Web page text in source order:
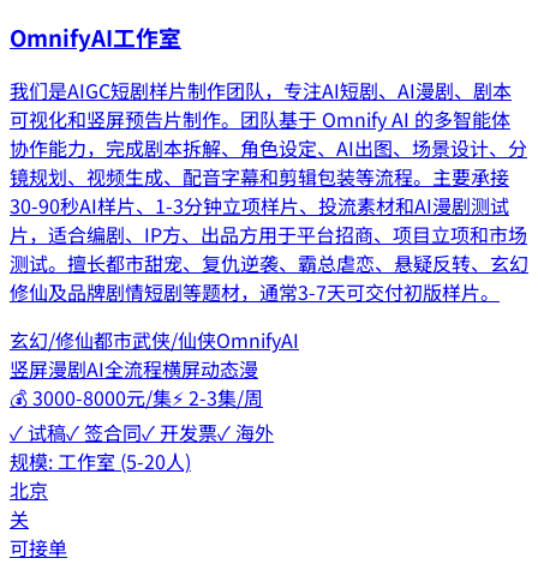
OmnifyAI工作室
我们是AIGC短剧样片制作团队，专注AI短剧、AI漫剧、剧本
可视化和竖屏预告片制作。团队基于 Omnify AI 的多智能体
协作能力，完成剧本拆解、角色设定、AI出图、场景设计、分
镜规划、视频生成、配音字幕和剪辑包装等流程。主要承接
30-90秒AI样片、1-3分钟立项样片、投流素材和AI漫剧测试
片，适合编剧、IP方、出品方用于平台招商、项目立项和市场
测试。擅长都市甜宠、复仇逆袭、霸总虐恋、悬疑反转、玄幻
修仙及品牌剧情短剧等题材，通常3-7天可交付初版样片。
玄幻/修仙都市武侠/仙侠OmnifyAI
竖屏漫剧AI全流程横屏动态漫
💰3000-8000元/集⚡2-3集/周
✓ 试稿✓ 签合同✓ 开发票✓ 海外
规模:工作室 (5-20人)
北京
关
可接单